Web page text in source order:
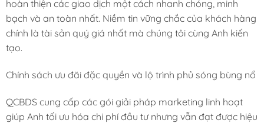
hoàn thiện các giao dịch một cách nhanh chóng, minh
bạch và an toàn nhất. Niềm tin vững chắc của khách hàng
chính là tài sản quý giá nhất mà chúng tôi cùng Anh kiến
tạo.
Chính sách ưu đãi đặc quyền và lộ trình phủ sóng bùng nổ
QCBDS cung cấp các gói giải pháp marketing linh hoạt
giúp Anh tối ưu hóa chi phí đầu tư nhưng vẫn đạt được hiệu